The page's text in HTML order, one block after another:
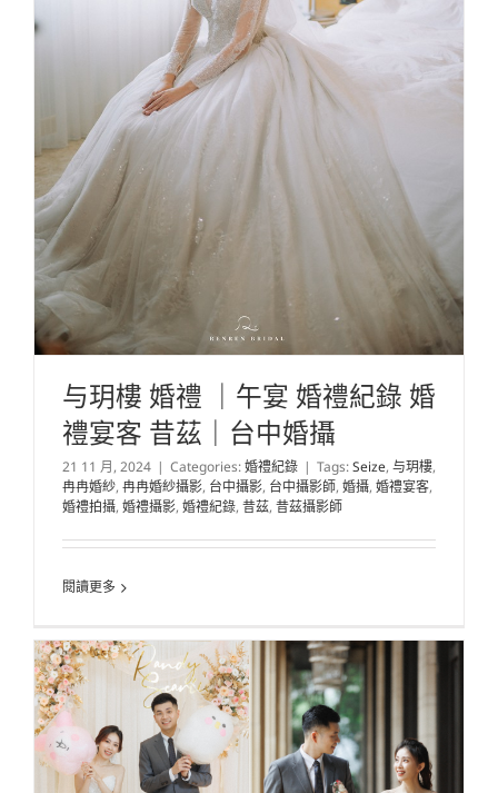
与玥樓 婚禮 ｜午宴 婚禮紀錄 婚
禮宴客 昔茲｜台中婚攝
21 11 月, 2024 | Categories:婚禮紀錄 | Tags:Seize, 与玥樓,
冉冉婚紗, 冉冉婚紗攝影, 台中攝影, 台中攝影師, 婚攝, 婚禮宴客,
婚禮拍攝, 婚禮攝影, 婚禮紀錄, 昔茲, 昔茲攝影師
閱讀更多